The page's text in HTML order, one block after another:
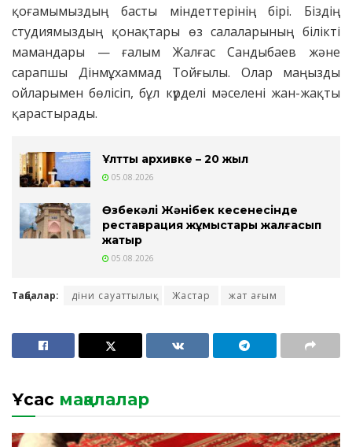
қоғамымыздың басты міндеттерінің бірі. Біздің
студиямыздың қонақтары өз салаларының білікті
мамандары — ғалым Жалғас Сандыбаев және
сарапшы Дінмұхаммад Тойғылы. Олар маңызды
ойларымен бөлісіп, бұл күрделі мәселені жан-жақты
қарастырады.
Ұлттық архивке – 20 жыл
05.08.2026
Өзбекәлі Жәнібек кесенесінде
реставрация жұмыстары жалғасып
жатыр
05.08.2026
Таңбалар: діни сауаттылық Жастар жат ағым
Ұқсас мақалалар